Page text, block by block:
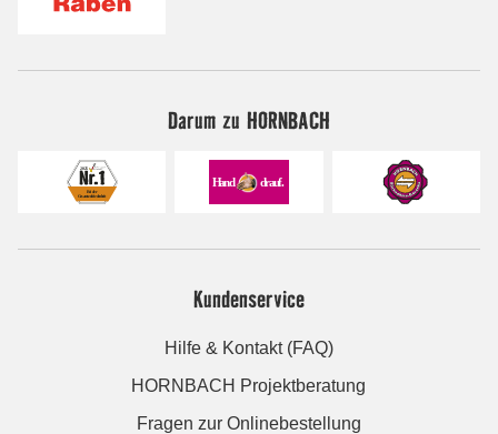
Darum zu HORNBACH
Kundenservice
Hilfe & Kontakt (FAQ)
HORNBACH Projektberatung
Fragen zur Onlinebestellung